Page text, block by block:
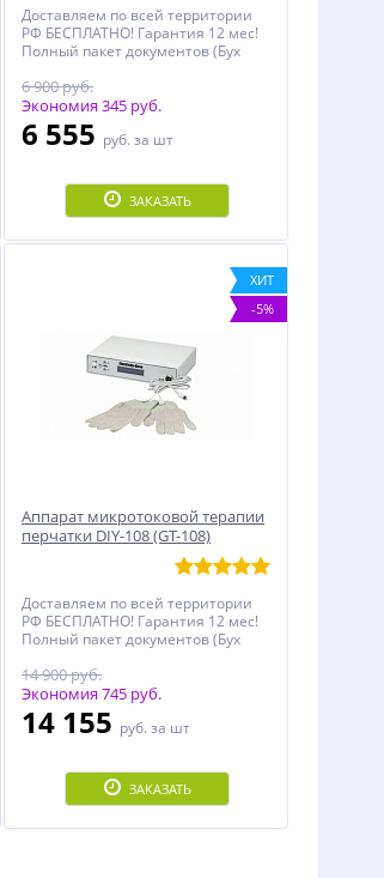
Доставляем по всей территории
РФ БЕСПЛАТНО! Гарантия 12 мес!
Полный пакет документов (Бух
Инструкция, Именной
Сертификат)!
6 900 руб.
Экономия 345 руб.
6 555 руб. за шт
ЗАКАЗАТЬ
ХИТ
-5%
Аппарат микротоковой терапии
перчатки DIY-108 (GT-108)
Доставляем по всей территории
РФ БЕСПЛАТНО! Гарантия 12 мес!
Полный пакет документов (Бух
Инструкция, Именной
Сертификат)!
14 900 руб.
Экономия 745 руб.
14 155 руб. за шт
ЗАКАЗАТЬ